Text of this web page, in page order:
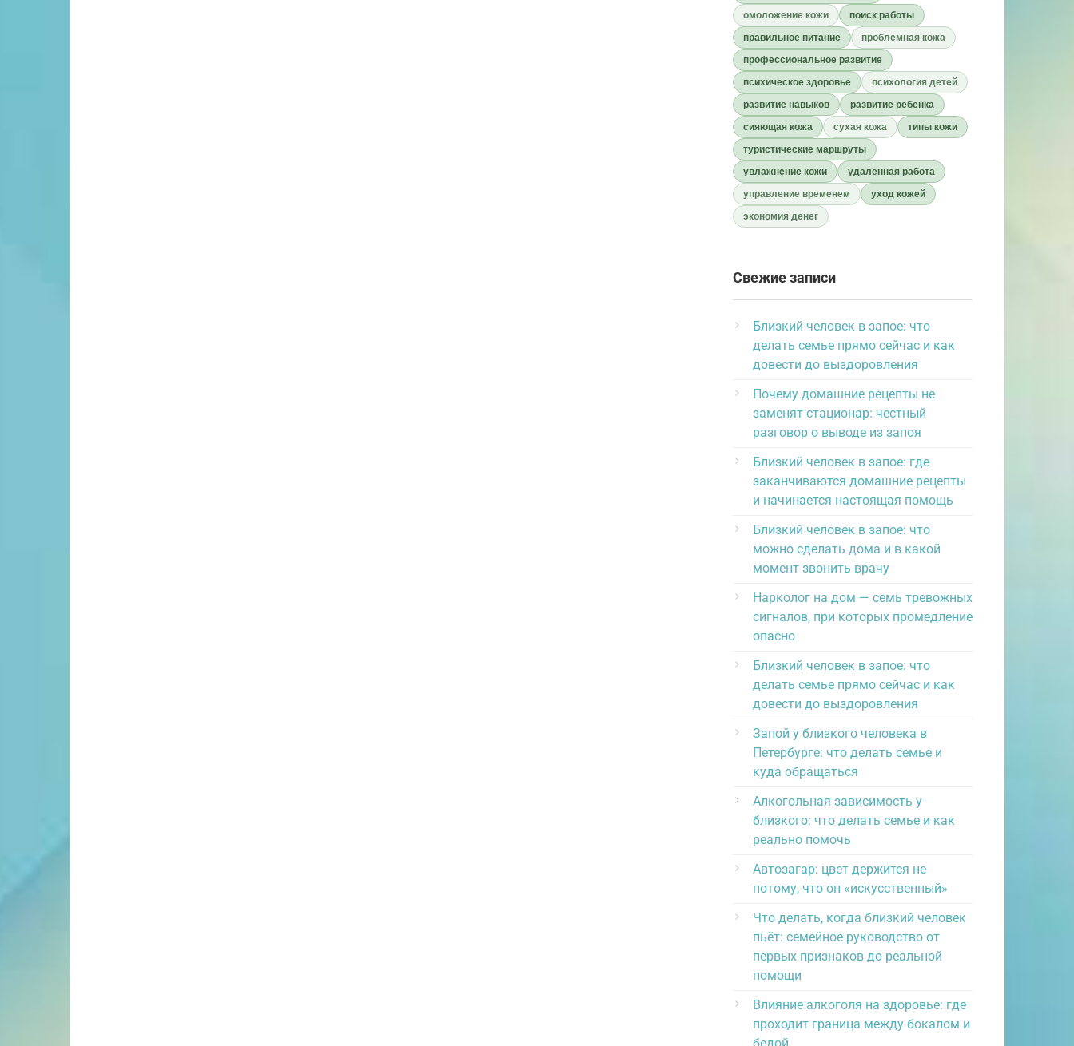
омоложение кожи
поиск работы
правильное питание
проблемная кожа
профессиональное развитие
психическое здоровье
психология детей
развитие навыков
развитие ребенка
сияющая кожа
сухая кожа
типы кожи
туристические маршруты
увлажнение кожи
удаленная работа
управление временем
уход кожей
экономия денег
Свежие записи
Близкий человек в запое: что
делать семье прямо сейчас и как
довести до выздоровления
Почему домашние рецепты не
заменят стационар: честный
разговор о выводе из запоя
Близкий человек в запое: где
заканчиваются домашние рецепты
и начинается настоящая помощь
Близкий человек в запое: что
можно сделать дома и в какой
момент звонить врачу
Нарколог на дом — семь тревожных
сигналов, при которых промедление
опасно
Близкий человек в запое: что
делать семье прямо сейчас и как
довести до выздоровления
Запой у близкого человека в
Петербурге: что делать семье и
куда обращаться
Алкогольная зависимость у
близкого: что делать семье и как
реально помочь
Автозагар: цвет держится не
потому, что он «искусственный»
Что делать, когда близкий человек
пьёт: семейное руководство от
первых признаков до реальной
помощи
Влияние алкоголя на здоровье: где
проходит граница между бокалом и